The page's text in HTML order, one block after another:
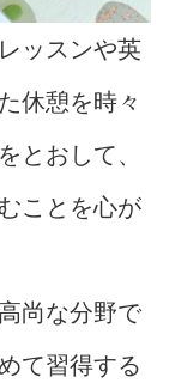
ッスンや英
休憩を時々
とおして、
ことを心が
尚な分野で
て習得する